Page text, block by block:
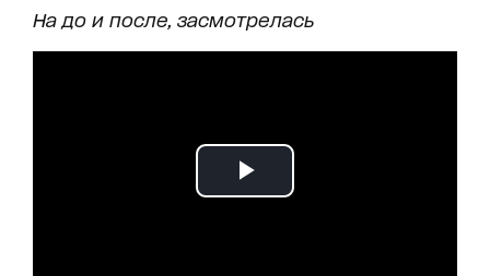
На до и после, засмотрелась